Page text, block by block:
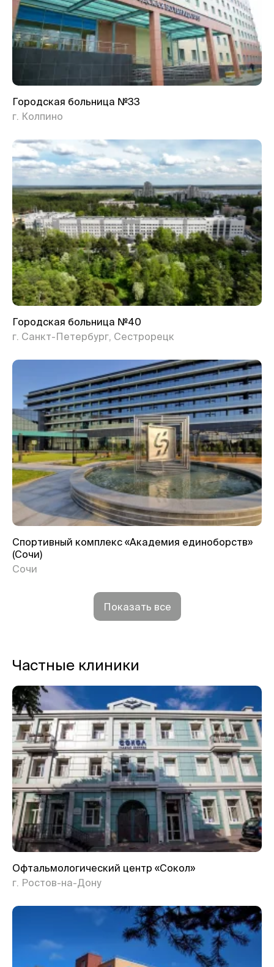
Городская больница №33
г. Колпино
Городская больница №40
г. Санкт-Петербург, Сестрорецк
Спортивный комплекс «Академия единоборств»
(Сочи)
Сочи
Показать все
Частные клиники
Офтальмологический центр «Сокол»
г. Ростов-на-Дону